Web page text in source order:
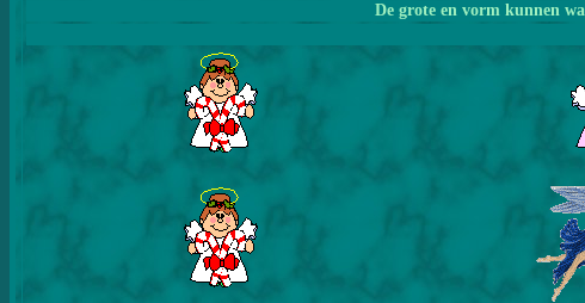
De grote en vorm kunnen